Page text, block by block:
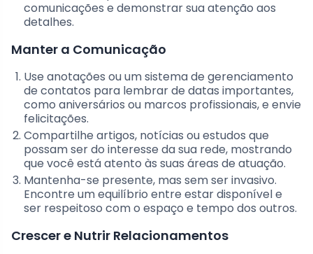
comunicações e demonstrar sua atenção aos
detalhes.
Manter a Comunicação
Use anotações ou um sistema de gerenciamento
de contatos para lembrar de datas importantes,
como aniversários ou marcos profissionais, e envie
felicitações.
Compartilhe artigos, notícias ou estudos que
possam ser do interesse da sua rede, mostrando
que você está atento às suas áreas de atuação.
Mantenha-se presente, mas sem ser invasivo.
Encontre um equilíbrio entre estar disponível e
ser respeitoso com o espaço e tempo dos outros.
Crescer e Nutrir Relacionamentos